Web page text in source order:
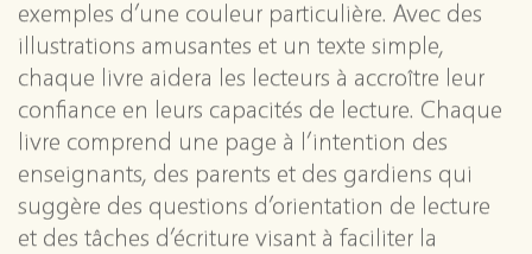
exemples d’une couleur particulière. Avec des
illustrations amusantes et un texte simple,
chaque livre aidera les lecteurs à accroître leur
confiance en leurs capacités de lecture. Chaque
livre comprend une page à l’intention des
enseignants, des parents et des gardiens qui
suggère des questions d’orientation de lecture
et des tâches d’écriture visant à faciliter la